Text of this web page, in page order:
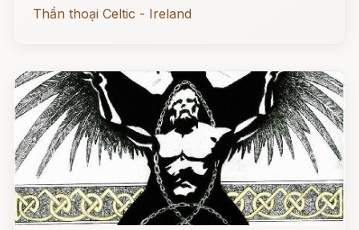
Thần thoại Celtic - Ireland